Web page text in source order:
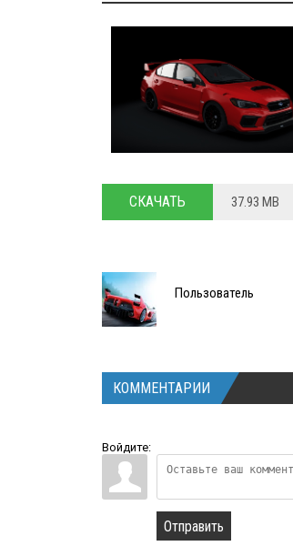
СКАЧАТЬ 37.93 MB
Пользователь
КОММЕНТАРИИ
Войдите:
Отправить